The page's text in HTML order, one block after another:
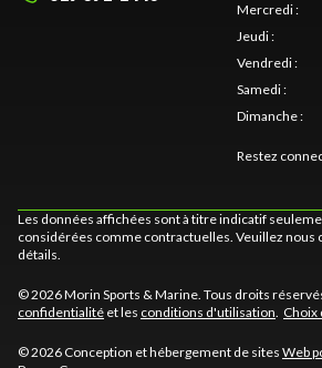
Mercredi:
Jeudi:
Vendredi:
Samedi:
Dimanche:
Restez
Les données affichées sont à titre indicatif
considérées comme contractuelles. Veuillez nous
détails.
© 2026 Morin Sports & Marine. Tous droits
confidentialité et les conditions d'utilisation Choix
© 2026 Conception et hébergement de sites Web